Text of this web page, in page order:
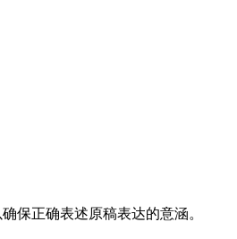
保正确表述原稿表达的意涵。